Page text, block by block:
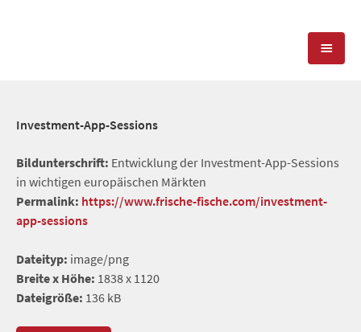
SOCIAL MEDIA
REFERENZEN
STANDORT & KONTAKT
PRESSESERVICE
Investment-App-Sessions
Bildunterschrift: Entwicklung der Investment-App-Sessions
in wichtigen europäischen Märkten
Permalink: https://www.frische-fische.com/investment-
app-sessions
Dateityp: image/png
Breite x Höhe: 1838 x 1120
Dateigröße: 136 kB